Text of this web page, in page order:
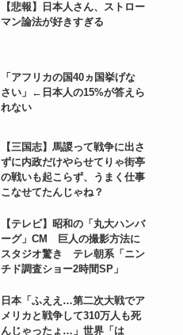
【悲報】日本人さん、ストロー
マン論法が好きすぎる
「アフリカの国40ヵ国挙げな
さい」←日本人の15%が答えら
れない
【三国志】馬謖って戦争に出さ
ずに内政だけやらせてりゃ街亭
の戦いも起こらず、うまく仕事
こなせてたんじゃね？
【テレビ】昭和の「丸大ハンバ
ーグ」CM 巨人の撮影方法に
スタジオ驚き テレ朝系「ニン
チド調査ショー2時間SP」
日本「ふええ…第二次大戦でア
メリカと戦争して310万人も死
んじゃったょ…」世界「は